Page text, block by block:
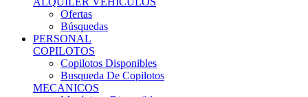
Búsquedas
PERSONAL
COPILOTOS
Copilotos Disponibles
Busqueda De Copilotos
MECANICOS
Mecánicos Disponibles